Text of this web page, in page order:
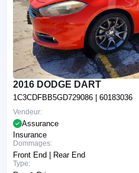
2016 DODGE DART
1C3CDFBB5GD729086 | 60183036
Vendeur:
Assurance
Insurance
Dommages:
Front End | Rear End
Type: